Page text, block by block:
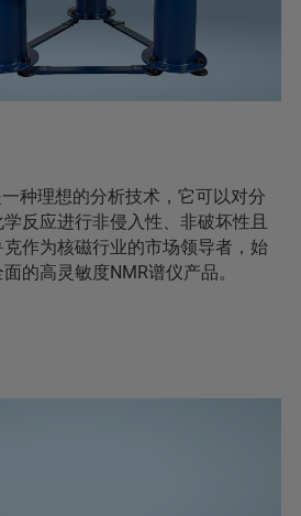
种理想的分析技术，它可以对分
反应进行非侵入性、非破坏性且
作为核磁行业的市场领导者，始
的高灵敏度NMR谱仪产品。